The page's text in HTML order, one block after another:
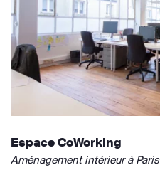
Espace CoWorking
Aménagement intérieur à Paris